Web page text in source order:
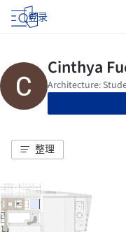
登录
整理